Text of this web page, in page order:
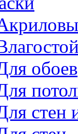
обоев
стен